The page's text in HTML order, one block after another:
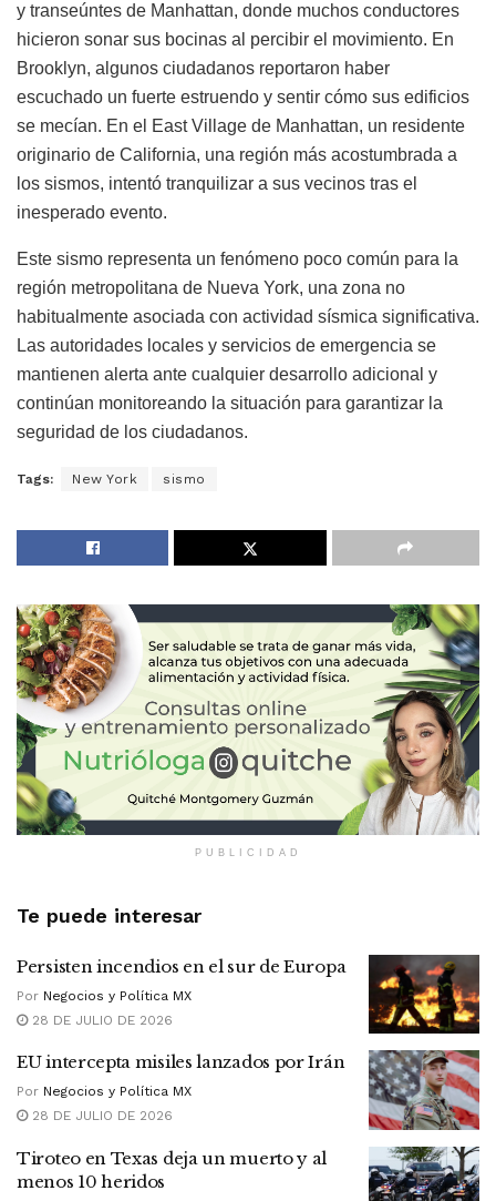
y transeúntes de Manhattan, donde muchos conductores
hicieron sonar sus bocinas al percibir el movimiento. En
Brooklyn, algunos ciudadanos reportaron haber
escuchado un fuerte estruendo y sentir cómo sus edificios
se mecían. En el East Village de Manhattan, un residente
originario de California, una región más acostumbrada a
los sismos, intentó tranquilizar a sus vecinos tras el
inesperado evento.
Este sismo representa un fenómeno poco común para la
región metropolitana de Nueva York, una zona no
habitualmente asociada con actividad sísmica significativa.
Las autoridades locales y servicios de emergencia se
mantienen alerta ante cualquier desarrollo adicional y
continúan monitoreando la situación para garantizar la
seguridad de los ciudadanos.
Tags: New York sismo
PUBLICIDAD
Te puede interesar
Persisten incendios en el sur de Europa
Por Negocios y Política MX
28 DE JULIO DE 2026
EU intercepta misiles lanzados por Irán
Por Negocios y Política MX
28 DE JULIO DE 2026
Tiroteo en Texas deja un muerto y al
menos 10 heridos